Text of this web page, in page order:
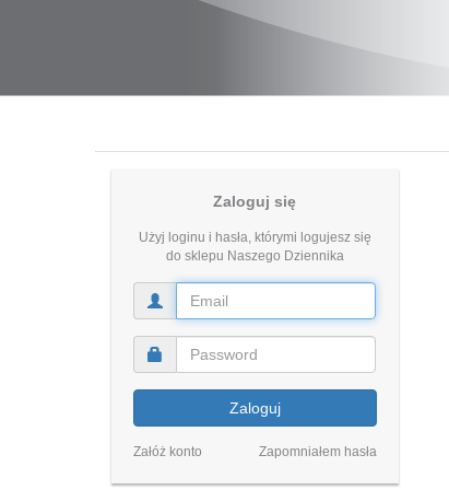
Zaloguj się
Użyj loginu i hasła, którymi logujesz się
do sklepu Naszego Dziennika
Zaloguj
Załóż konto Zapomniałem hasła